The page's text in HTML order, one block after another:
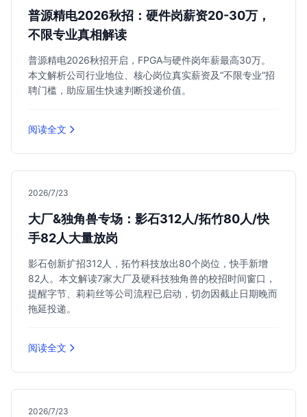
普源精电2026秋招：硬件岗薪资20-30万，
不限专业真相解读
普源精电2026秋招开启，FPGA与硬件岗年薪最高30万。
本文解析公司行业地位、核心岗位真实薪资及“不限专业”招
聘门槛，助应届生快速判断投递价值。
阅读全文
2026/7/23
大厂&独角兽专场：影石312人/拓竹80人/快
手82人大量放岗
影石创新扩招312人，拓竹科技放出80个岗位，快手新增
82人。本文解读7家大厂及硬科技独角兽的校招时间窗口，
提醒字节、莉莉丝等公司流程已启动，切勿因截止日期晚而
拖延投递。
阅读全文
2026/7/23